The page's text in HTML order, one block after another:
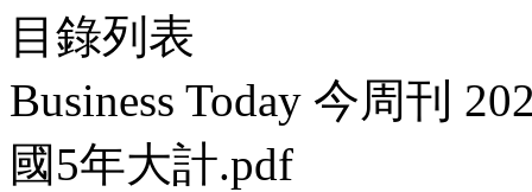
目錄列表
Business Today 今周刊
國5年大計.pdf